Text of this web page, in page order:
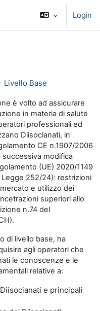
Login
Livello Base
è volto ad assicurare
in materia di salute
professionali ed
Diisocianati, in
CE n.1907/2006
successiva modifica
(UE) 2020/1149
252/24): restrizioni
e utilizzo dei
superiori allo
n.74 del
di livello base, ha
agli operatori che
le conoscenze e le
relative a:
e principali